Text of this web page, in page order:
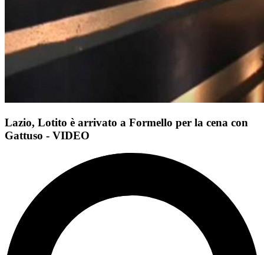
Lazio, Lotito è arrivato a Formello per la cena con
Gattuso - VIDEO